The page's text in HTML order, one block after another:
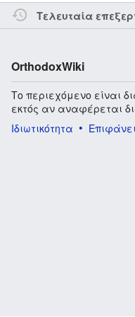
Τελευταία
OrthodoxWiki
Το περιεχόμενο είναι
εκτός αν αναφέρεται
Ιδιωτικότητα